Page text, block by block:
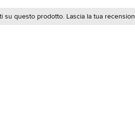
su questo prodotto. Lascia la tua